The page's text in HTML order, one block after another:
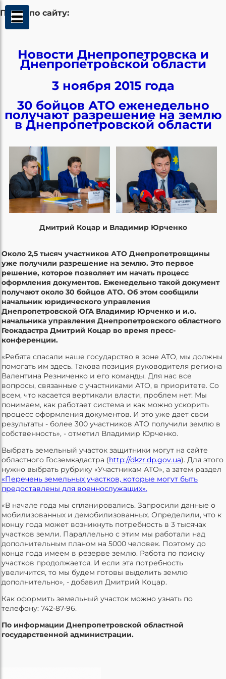
Поиск по сайту:
Новости Днепропетровска и
Днепропетровской области
3 ноября 2015 года
30 бойцов АТО еженедельно
получают разрешение на землю
в Днепропетровской области
Дмитрий Коцар и Владимир Юрченко
Около 2,5 тысяч участников АТО Днепропетровщины
уже получили разрешение на землю. Это первое
решение, которое позволяет им начать процесс
оформления документов. Еженедельно такой документ
получают около 30 бойцов АТО. Об этом сообщили
начальник юридического управления
Днепропетровской ОГА Владимир Юрченко и и.о.
начальника управления Днепропетровского областного
Геокадастра Дмитрий Коцар во время пресс-
конференции.
«Ребята спасали наше государство в зоне АТО, мы должны
помогать им здесь. Такова позиция руководителя региона
Валентина Резниченко и его команды. Для нас все
вопросы, связанные с участниками АТО, в приоритете. Со
всем, что касается вертикали власти, проблем нет. Мы
понимаем, как работает система и как можно ускорить
процесс оформления документов. И это уже дает свои
результаты - более 300 участников АТО получили землю в
собственность», - отметил Владимир Юрченко.
Выбрать земельный участок защитники могут на сайте
областного Госземкадастра (http://dkzr.dp.gov.ua). Для этого
нужно выбрать рубрику «Участникам АТО», а затем раздел
«Перечень земельных участков, которые могут быть
предоставлены для военнослужащих».
«В начале года мы спланировались. Запросили данные о
мобилизованных и демобилизованных. Определили, что к
концу года может возникнуть потребность в 3 тысячах
участков земли. Параллельно с этим мы работали над
дополнительным планом на 5000 человек. Поэтому до
конца года имеем в резерве землю. Работа по поиску
участков продолжается. И если эта потребность
увеличится, то мы будем готовы выделить землю
дополнительно», - добавил Дмитрий Коцар.
Как оформить земельный участок можно узнать по
телефону: 742-87-96.
По информации Днепропетровской областной
государственной администрации.